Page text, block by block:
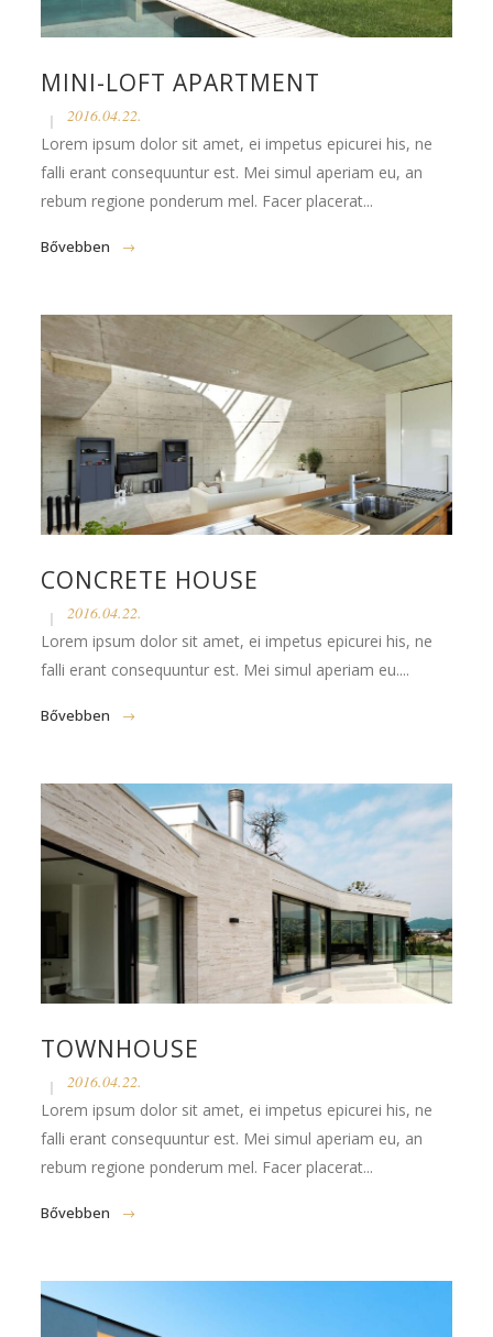
MINI-LOFT APARTMENT
2016.04.22.
Lorem ipsum dolor sit amet, ei impetus epicurei his, ne
falli erant consequuntur est. Mei simul aperiam eu, an
rebum regione ponderum mel. Facer placerat...
Bővebben
CONCRETE HOUSE
2016.04.22.
Lorem ipsum dolor sit amet, ei impetus epicurei his, ne
falli erant consequuntur est. Mei simul aperiam eu....
Bővebben
TOWNHOUSE
2016.04.22.
Lorem ipsum dolor sit amet, ei impetus epicurei his, ne
falli erant consequuntur est. Mei simul aperiam eu, an
rebum regione ponderum mel. Facer placerat...
Bővebben